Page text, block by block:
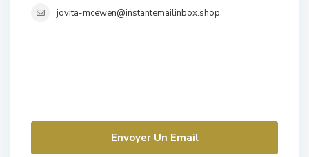
jovita-mcewen@instantemailinbox.shop
Envoyer Un Email